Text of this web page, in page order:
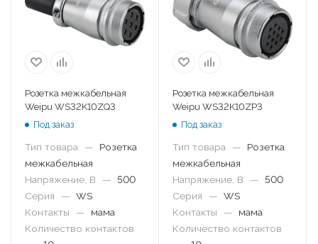
Розетка межкабельная
Weipu WS32K10ZQ3
Под заказ
Тип товара —
Розетка
межкабельная
Напряжение, В
— 500
Серия
— WS
Контакты
—
мама
Количество контактов
Розетка межкабельная
Weipu WS32K10ZP3
Под заказ
Тип товара —
Розетка
межкабельная
Напряжение, В
— 500
Серия
— WS
Контакты
—
мама
Количество контактов